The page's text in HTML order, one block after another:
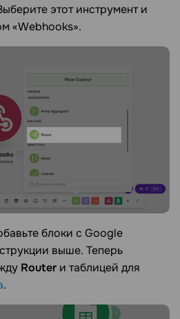
этот инструмент и
«Webhooks».
блоки с Google
выше. Теперь
Router и таблицей для
.